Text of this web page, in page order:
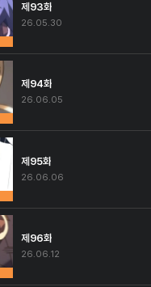
제93화
26.05.30
제94화
26.06.05
제95화
26.06.06
제96화
26.06.12